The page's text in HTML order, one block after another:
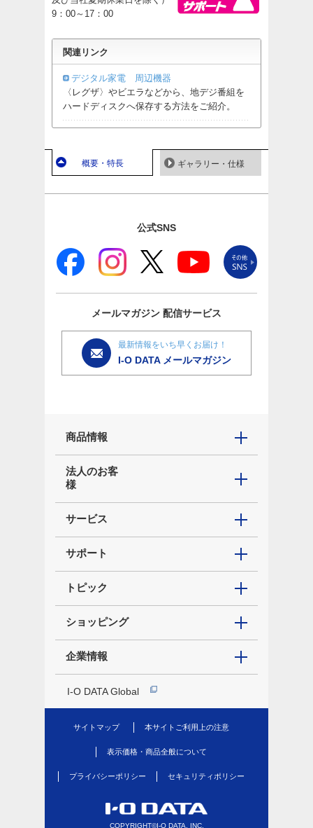
9：00～17：00
関連リンク
デジタル家電 周辺機器
〈レグザ〉やビエラなどから、地デジ番組を
ハードディスクへ保存する方法をご紹介。
概要・特長 ギャラリー・仕様
公式SNS
メールマガジン 配信サービス
最新情報をいち早くお届け！
I-O DATA メールマガジン
商品情報
法人のお客
様
サービス
サポート
トピック
ショッピング
企業情報
I-O DATA Global
サイトマップ 本サイトご利用上の注意
表示価格・商品全般について
プライバシーポリシー セキュリティポリシー
COPYRIGHT©I-O DATA, INC.